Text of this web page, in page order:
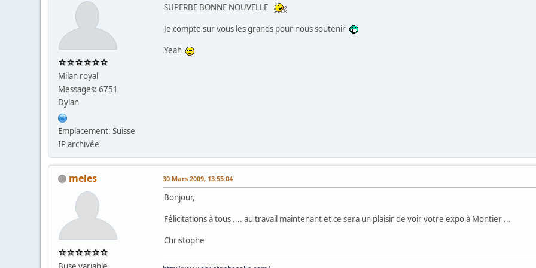
Milan royal
Messages: 6751
Dylan
Emplacement: Suisse
IP archivée
SUPERBE BONNE NOUVELLE
Je compte sur vous les grands pour nous soutenir
Yeah
meles 30 Mars 2009, 13:55:04
Bonjour,
Félicitations à tous .... au travail maintenant et ce sera un plaisir de voir votre expo à Montier ...
Christophe